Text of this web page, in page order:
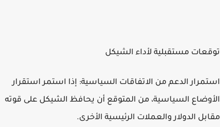
توقعات مستقبلية لأداء الشيكل
استمرار الدعم من الاتفاقات السياسية: إذا استمر استقرار
الأوضاع السياسية، من المتوقع أن يحافظ الشيكل على قوته
مقابل الدولار والعملات الرئيسية الأخرى.